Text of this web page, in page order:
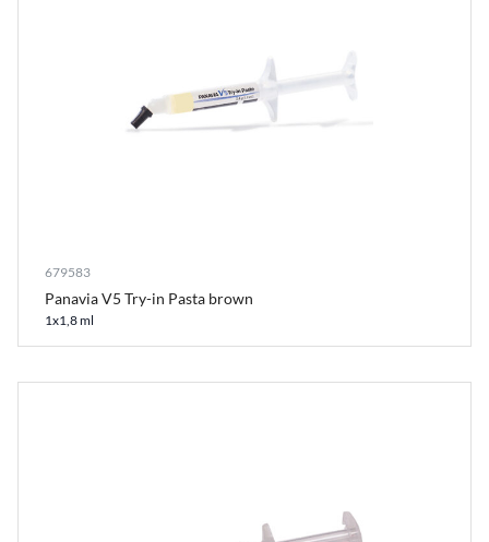
679583
Panavia V5 Try-in Pasta brown
1x1,8 ml